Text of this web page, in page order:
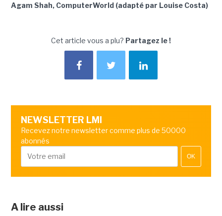
Agam Shah, ComputerWorld (adapté par Louise Costa)
Cet article vous a plu? Partagez le !
NEWSLETTER LMI
Recevez notre newsletter comme plus de 50000
abonnés
OK
A lire aussi